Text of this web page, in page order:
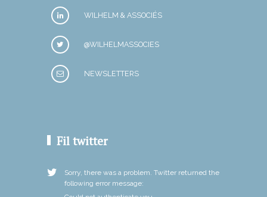
WILHELM & ASSOCIÉS
@WILHELMASSOCIES
NEWSLETTERS
Fil twitter
Sorry, there was a problem. Twitter returned the
following error message: